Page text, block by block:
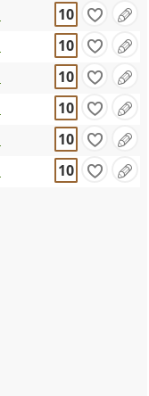
10
10
10
10
10
10